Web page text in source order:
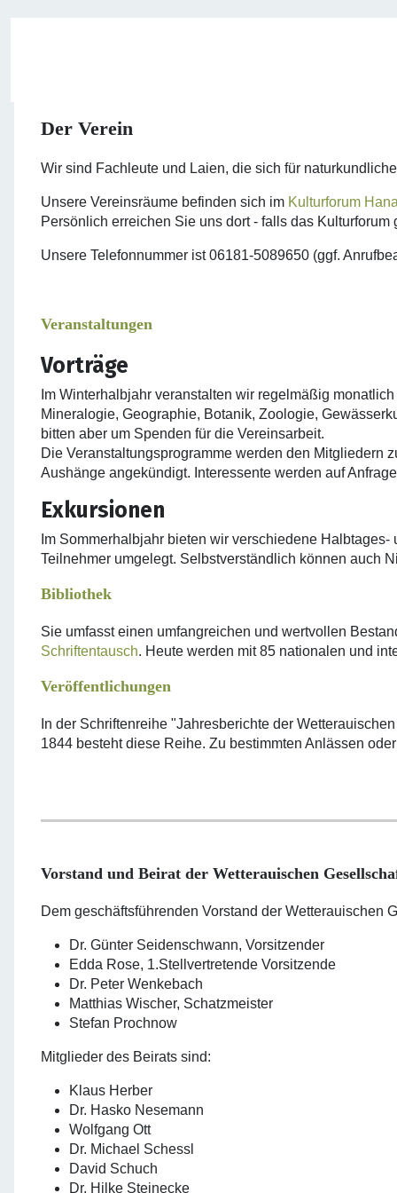
Der Verein
Wir sind Fachleute und Laien, die sich für
Unsere Vereinsräume befinden sich im Kulturforum
Persönlich erreichen Sie uns dort - falls das
Unsere Telefonnummer ist 06181-5089650 (ggf.
Veranstaltungen
Vorträge
Im Winterhalbjahr veranstalten wir regelmäßig
Mineralogie, Geographie, Botanik, Zoologie,
bitten aber um Spenden für die Vereinsarbeit.
Die Veranstaltungsprogramme werden den Mitgliedern
Aushänge angekündigt. Interessente werden auf
Exkursionen
Im Sommerhalbjahr bieten wir verschiedene
Teilnehmer umgelegt. Selbstverständlich können auch
Bibliothek
Sie umfasst einen umfangreichen und wertvollen
Schriftentausch. Heute werden mit 85 nationalen und
Veröffentlichungen
In der Schriftenreihe "Jahresberichte der
1844 besteht diese Reihe. Zu bestimmten Anlässen
Vorstand und Beirat der Wetterauischen
Dem geschäftsführenden Vorstand der Wetterauischen
Dr. Günter Seidenschwann, Vorsitzender
Edda Rose, 1.Stellvertretende Vorsitzende
Dr. Peter Wenkebach
Matthias Wischer, Schatzmeister
Stefan Prochnow
Mitglieder des Beirats sind:
Klaus Herber
Dr. Hasko Nesemann
Wolfgang Ott
Dr. Michael Schessl
David Schuch
Dr. Hilke Steinecke